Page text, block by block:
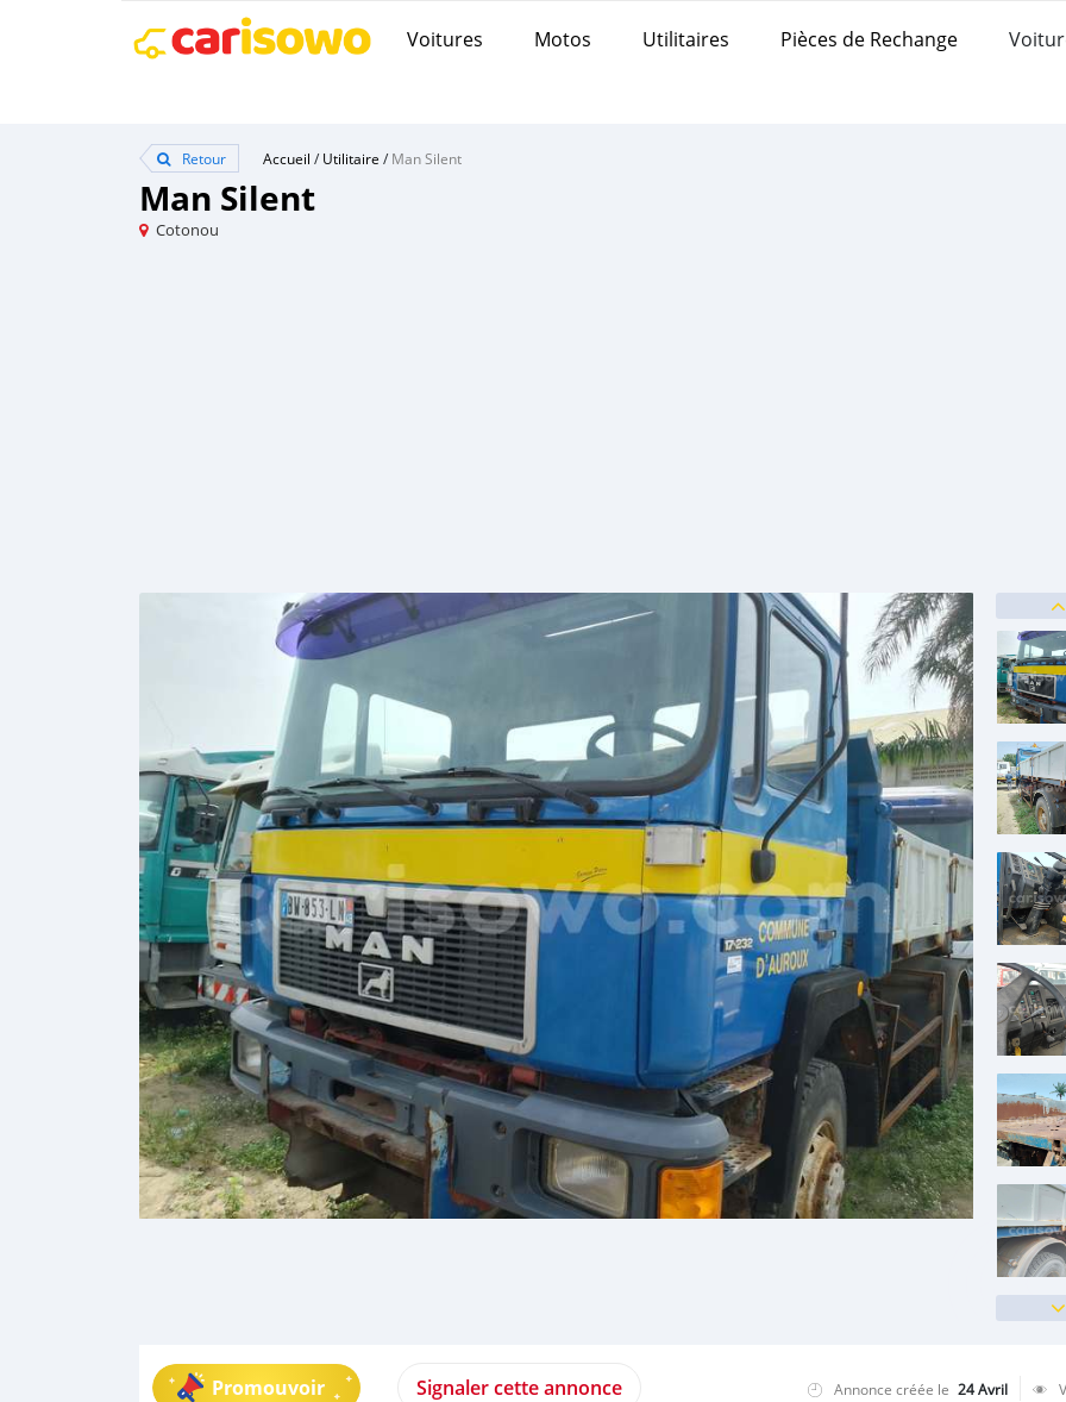
Voitures Motos Utilitaires Pièces de Rechange
Retour Accueil /Utilitaire /Man Silent
Man Silent
Cotonou
Promouvoir Signaler cette annonce Annonce créée le 24 Avril